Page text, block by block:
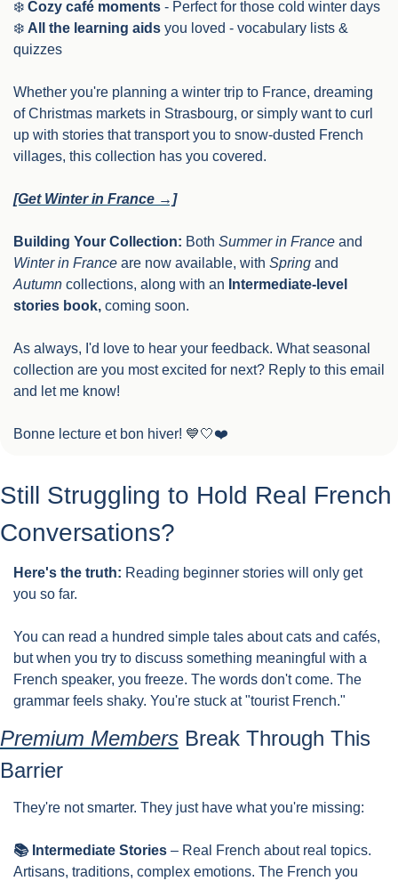
❄️ Cozy café moments - Perfect for those cold winter days
❄️ All the learning aids you loved - vocabulary lists &
quizzes
Whether you're planning a winter trip to France, dreaming
of Christmas markets in Strasbourg, or simply want to curl
up with stories that transport you to snow-dusted French
villages, this collection has you covered.
[Get Winter in France →]
Building Your Collection: Both Summer in France
Winter in France are now available, with Spring
Autumn collections, along with an Intermediate-level
stories book, coming soon.
As always, I'd love to hear your feedback. What seasonal
collection are you most excited for next? Reply to this email
and let me know!
Bonne lecture et bon hiver! 💙🤍❤️
Still Struggling to Hold Real French
Conversations?
Here's the truth: Reading beginner stories will only get
you so far.
You can read a hundred simple tales about cats and cafés,
but when you try to discuss something meaningful with a
French speaker, you freeze. The words don't come. The
grammar feels shaky. You're stuck at "tourist French."
Premium Members Break Through This
Barrier
They're not smarter. They just have what you're missing:
📚 Intermediate Stories – Real French about real topics.